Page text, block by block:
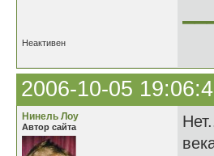
Неактивен
2006-10-05
Нинель Лоу
Автор сайта